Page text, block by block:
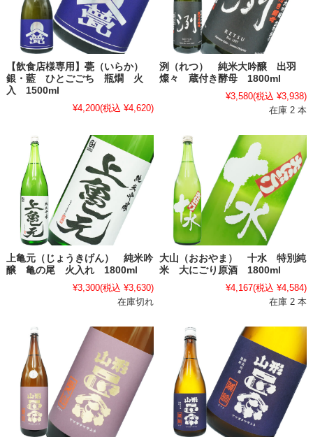
【飲食店様専用】甍（いらか）
銀・藍 ひとごごち 瓶燗 火
入 1500ml
¥4,200(税込 ¥4,620)
洌（れつ） 純米大吟醸 出羽
燦々 蔵付き酵母 1800ml
¥3,580(税込 ¥3,938)
在庫 2 本
上亀元（じょうきげん） 純米吟
醸 亀の尾 火入れ 1800ml
¥3,300(税込 ¥3,630)
在庫切れ
大山（おおやま） 十水 特別純
米 大にごり原酒 1800ml
¥4,167(税込 ¥4,584)
在庫 2 本